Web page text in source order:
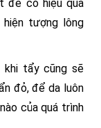
đẻ có hiệu quả
tượng lông
khi tẩy cũng sẽ
đỏ, để da luôn
của quá trình